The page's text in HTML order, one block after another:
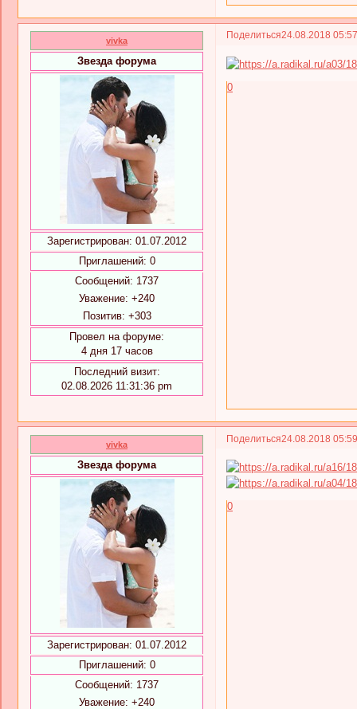
Поделиться24.08.2018
vivka
Звезда форума
Зарегистрирован: 01.07.2012
Приглашений: 0
Сообщений: 1737
Уважение: +240
Позитив: +303
Провел на форуме:
4 дня 17 часов
Последний визит:
02.08.2026 11:31:36 pm
0
Поделиться24.08.2018
vivka
Звезда форума
Зарегистрирован: 01.07.2012
Приглашений: 0
Сообщений: 1737
Уважение: +240
0